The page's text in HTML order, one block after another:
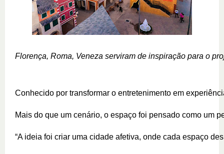
Florença, Roma, Veneza serviram de inspiração para o
Conhecido por transformar o entretenimento em
Mais do que um cenário, o espaço foi pensado como um
“A ideia foi criar uma cidade afetiva, onde cada espaço